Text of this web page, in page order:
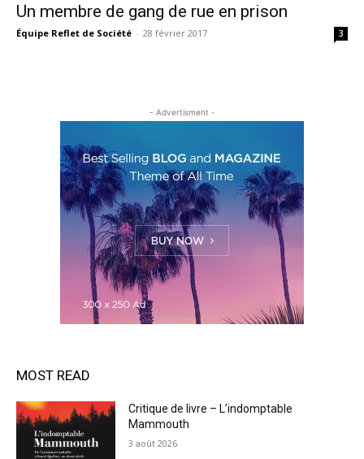
Un membre de gang de rue en prison
Équipe Reflet de Société - 28 février 2017 3
- Advertisment -
MOST READ
Critique de livre – L’indomptable
Mammouth
3 août 2026